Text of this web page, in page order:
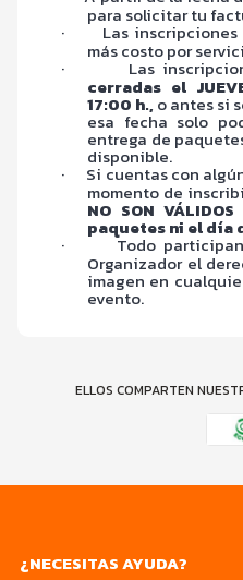
para solicitar tu
· Las
más costo por
· Las
cerradas el
17:00 h., o antes si
esa fecha solo
entrega de
disponible.
· Si cuentas con
momento de
NO SON
paquetes ni el día
· Todo
Organizador el
imagen en
evento.
ELLOS COMPARTEN
¿NECESITAS AYUDA?